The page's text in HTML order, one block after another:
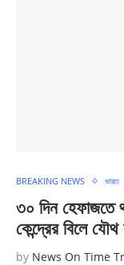
BREAKING NEWS ভারত
৩০ দিন হেফাজতে
কেন্দ্রের বিলে যৌথ
by News On Time